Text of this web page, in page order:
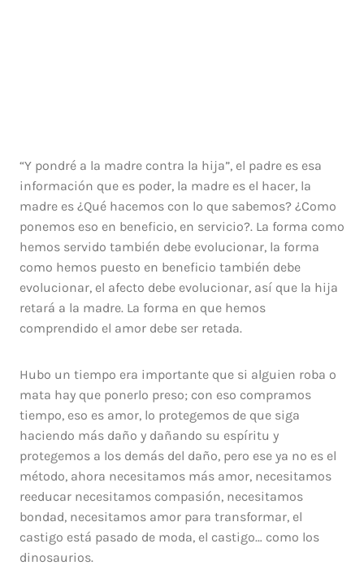
“Y pondré a la madre contra la hija”, el padre es esa
información que es poder, la madre es el hacer, la
madre es ¿Qué hacemos con lo que sabemos? ¿Como
ponemos eso en beneficio, en servicio?. La forma como
hemos servido también debe evolucionar, la forma
como hemos puesto en beneficio también debe
evolucionar, el afecto debe evolucionar, así que la hija
retará a la madre. La forma en que hemos
comprendido el amor debe ser retada.
Hubo un tiempo era importante que si alguien roba o
mata hay que ponerlo preso; con eso compramos
tiempo, eso es amor, lo protegemos de que siga
haciendo más daño y dañando su espíritu y
protegemos a los demás del daño, pero ese ya no es el
método, ahora necesitamos más amor, necesitamos
reeducar necesitamos compasión, necesitamos
bondad, necesitamos amor para transformar, el
castigo está pasado de moda, el castigo… como los
dinosaurios.